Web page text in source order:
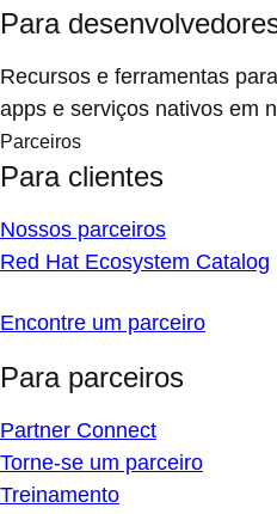
Para
Recursos e ferramentas
apps e serviços nativos em
Parceiros
Para clientes
Nossos parceiros
Red Hat Ecosystem Catalog
Encontre um parceiro
Para parceiros
Partner Connect
Torne-se um parceiro
Treinamento